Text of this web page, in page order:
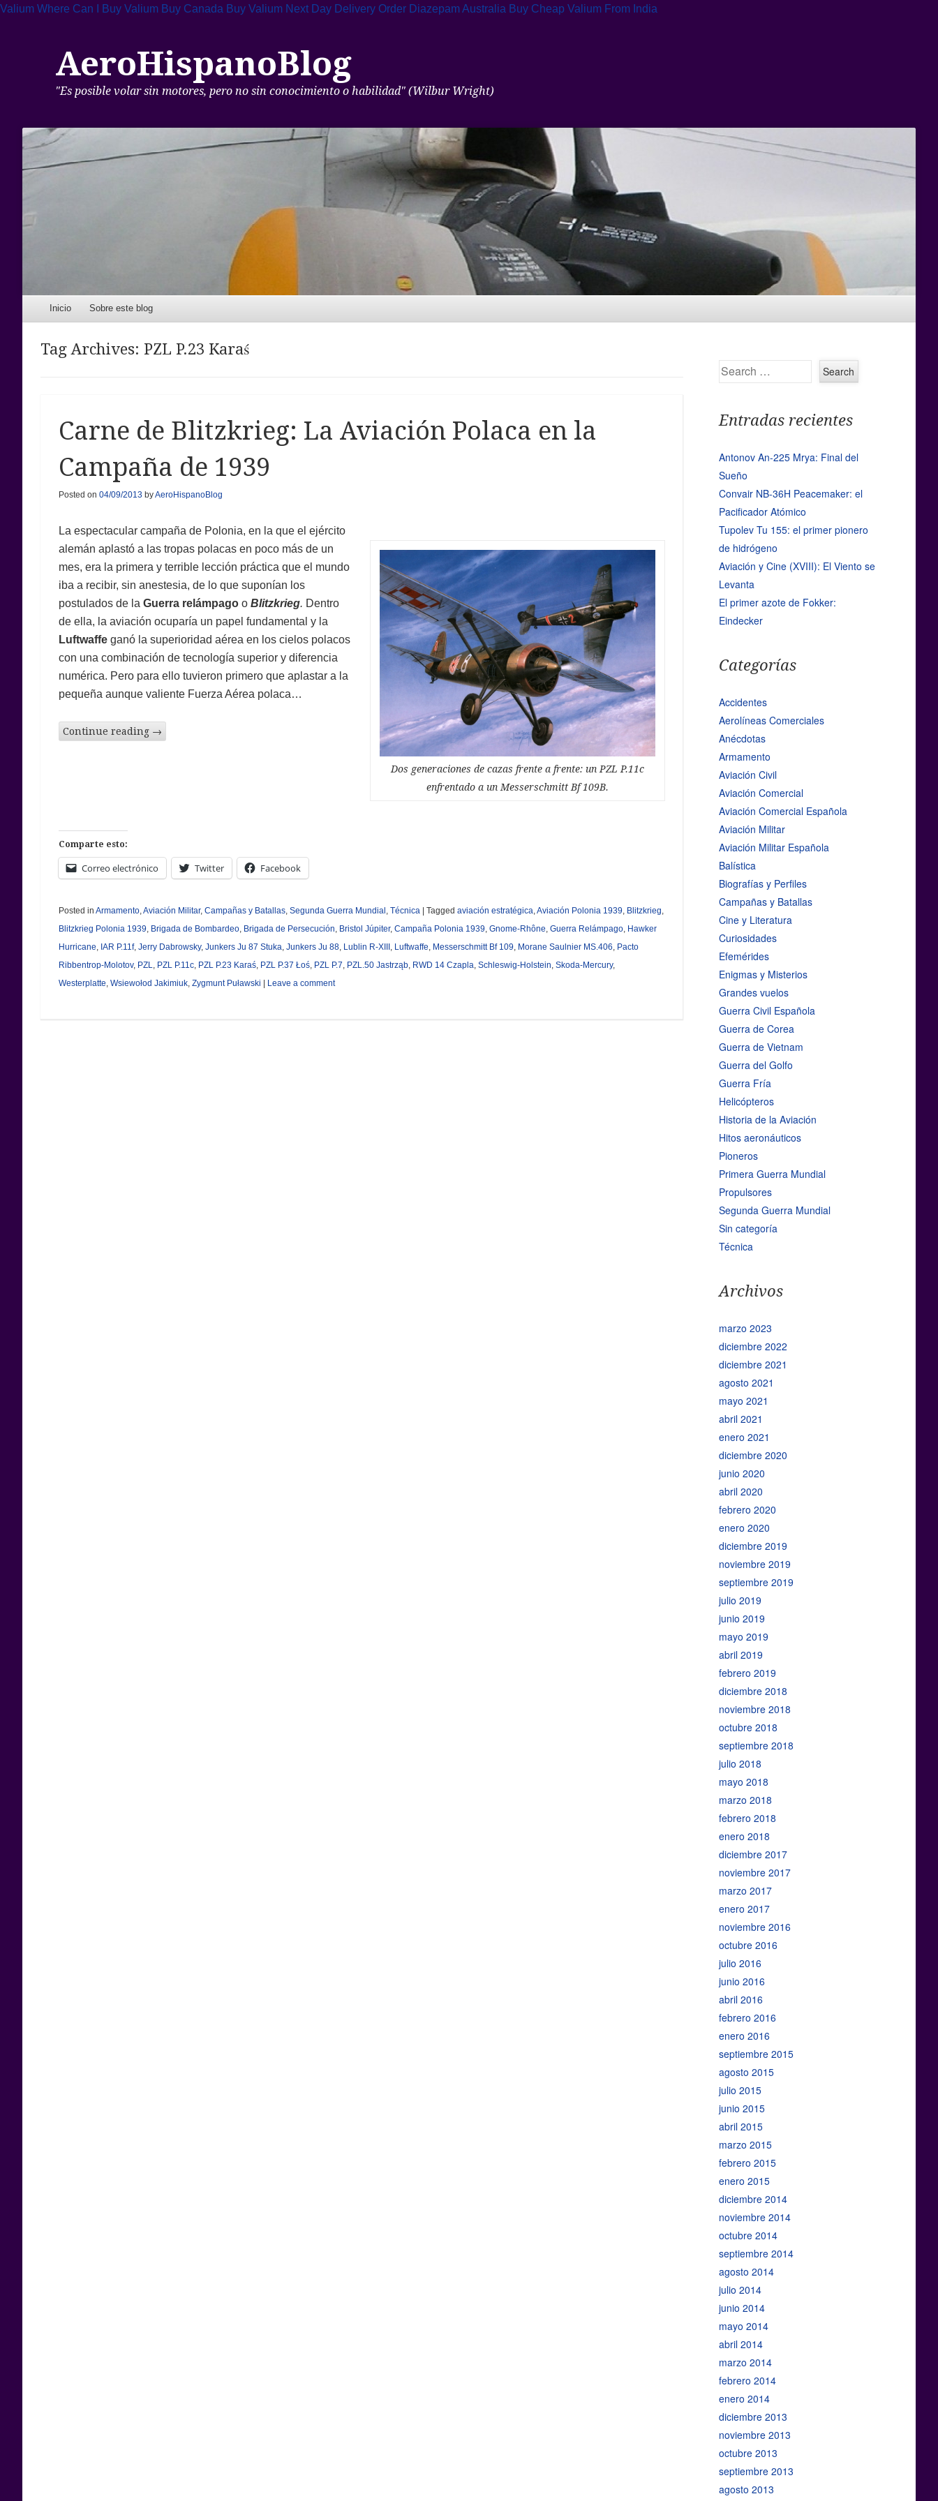
Valium Where Can I Buy Valium Buy Canada Buy Valium Next Day Delivery Order Diazepam Australia Buy Cheap Valium From India
AeroHispanoBlog
"Es posible volar sin motores, pero no sin conocimiento o habilidad" (Wilbur Wright)
Menu
Skip to content
Inicio Sobre este blog
Tag Archives: PZL P.23 Karaś
Carne de Blitzkrieg: La Aviación Polaca en la
Campaña de 1939
Posted on 04/09/2013 byAeroHispanoBlog
Dos generaciones de cazas frente a frente: un PZL P.11c
enfrentado a un Messerschmitt Bf 109B.
La espectacular campaña de Polonia, en la que el ejército
alemán aplastó a las tropas polacas en poco más de un
mes, era la primera y terrible lección práctica que el mundo
iba a recibir, sin anestesia, de lo que suponían los
postulados de la Guerra relámpagoo Blitzkrieg. Dentro
de ella, la aviación ocuparía un papel fundamental y la
Luftwaffeganó la superioridad aérea en los cielos polacos
con una combinación de tecnología superior y diferencia
numérica. Pero para ello tuvieron primero que aplastar a la
pequeña aunque valiente Fuerza Aérea polaca…
Continue reading →
Comparte esto:
Correo electrónico Twitter Facebook
Posted in Armamento,Aviación Militar, Campañas y Batallas, Segunda Guerra Mundial , Técnica Tagged aviación estratégica,Aviación Polonia 1939, Blitzkrieg,
Blitzkrieg Polonia 1939, Brigada de Bombardeo, Brigada de Persecución, Bristol Júpiter, Campaña Polonia 1939, Gnome-Rhône, Guerra Relámpago, Hawker
Hurricane, IAR P.11f, Jerry Dabrowsky, Junkers Ju 87 Stuka, Junkers Ju 88, Lublin R-XIII , Luftwaffe, Messerschmitt Bf 109, Morane Saulnier MS.406, Pacto
Ribbentrop-Molotov, PZL, PZL P.11c, PZL P.23 Karaś, PZL P.37 Łoś, PZL P.7, PZL.50 Jastrząb, RWD 14 Czapla, Schleswig-Holstein, Skoda-Mercury,
Westerplatte, Wsiewołod Jakimiuk, Zygmunt Puławski Leave a comment
Search
Entradas recientes
Antonov An-225 Mrya: Final del
Sueño
Convair NB-36H Peacemaker: el
Pacificador Atómico
Tupolev Tu 155: el primer pionero
de hidrógeno
Aviación y Cine (XVIII): El Viento se
Levanta
El primer azote de Fokker:
Eindecker
Categorías
Accidentes
Aerolíneas Comerciales
Anécdotas
Armamento
Aviación Civil
Aviación Comercial
Aviación Comercial Española
Aviación Militar
Aviación Militar Española
Balística
Biografías y Perfiles
Campañas y Batallas
Cine y Literatura
Curiosidades
Efemérides
Enigmas y Misterios
Grandes vuelos
Guerra Civil Española
Guerra de Corea
Guerra de Vietnam
Guerra del Golfo
Guerra Fría
Helicópteros
Historia de la Aviación
Hitos aeronáuticos
Pioneros
Primera Guerra Mundial
Propulsores
Segunda Guerra Mundial
Sin categoría
Técnica
Archivos
marzo 2023
diciembre 2022
diciembre 2021
agosto 2021
mayo 2021
abril 2021
enero 2021
diciembre 2020
junio 2020
abril 2020
febrero 2020
enero 2020
diciembre 2019
noviembre 2019
septiembre 2019
julio 2019
junio 2019
mayo 2019
abril 2019
febrero 2019
diciembre 2018
noviembre 2018
octubre 2018
septiembre 2018
julio 2018
mayo 2018
marzo 2018
febrero 2018
enero 2018
diciembre 2017
noviembre 2017
marzo 2017
enero 2017
noviembre 2016
octubre 2016
julio 2016
junio 2016
abril 2016
febrero 2016
enero 2016
septiembre 2015
agosto 2015
julio 2015
junio 2015
abril 2015
marzo 2015
febrero 2015
enero 2015
diciembre 2014
noviembre 2014
octubre 2014
septiembre 2014
agosto 2014
julio 2014
junio 2014
mayo 2014
abril 2014
marzo 2014
febrero 2014
enero 2014
diciembre 2013
noviembre 2013
octubre 2013
septiembre 2013
agosto 2013